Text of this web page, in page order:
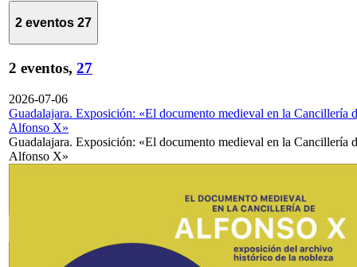
2 eventos 27
2 eventos, 27
2026-07-06
Guadalajara. Exposición: «El documento medieval en la Cancillería
Alfonso X»
Guadalajara. Exposición: «El documento medieval en la Cancillería
Alfonso X»